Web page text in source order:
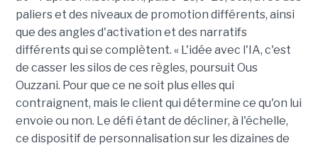
paliers et des niveaux de promotion différents, ainsi
que des angles d'activation et des narratifs
différents qui se complètent. « L'idée avec l'IA, c'est
de casser les silos de ces règles, poursuit Ous
Ouzzani. Pour que ce ne soit plus elles qui
contraignent, mais le client qui détermine ce qu'on lui
envoie ou non. Le défi étant de décliner, à l'échelle,
ce dispositif de personnalisation sur les dizaines de